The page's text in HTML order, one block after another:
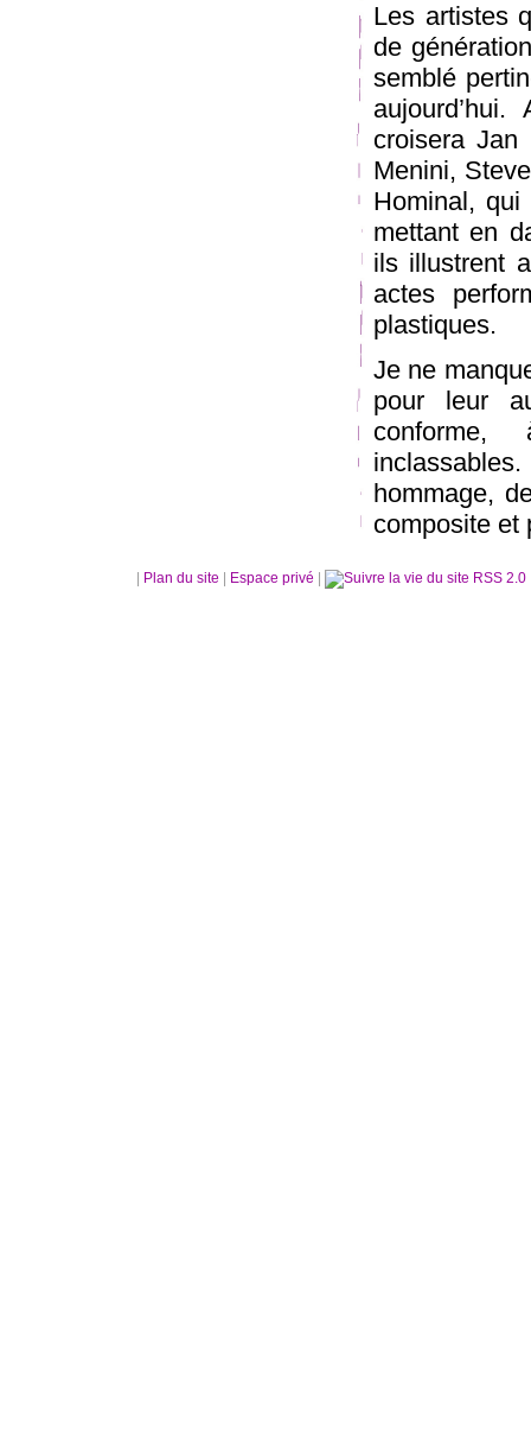
Les artistes
de
semblé
croisera Jan
Menini,
Hominal,
mettant en
ils illustrent
actes
plastiques.
Je ne
pour leur
conforme,
hommage,
composite et
Plan du site Espace privé RSS 2.0